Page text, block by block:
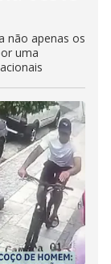
não apenas os
uma